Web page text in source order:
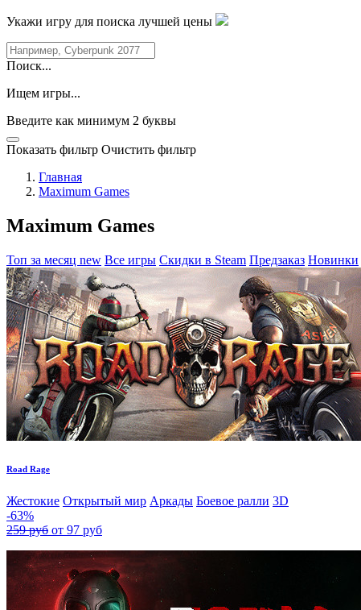
Укажи игру для поиска лучшей цены
Поиск...
Ищем игры...
Введите как минимум 2 буквы
Показать фильтр Очистить фильтр
Главная
Maximum Games
Maximum Games
Топ за месяц new Все игры Скидки в Steam Предзаказ Новинки
Road Rage
Жестокие Открытый мир Аркады Боевое ралли 3D
-63%
259 руб от 97 руб